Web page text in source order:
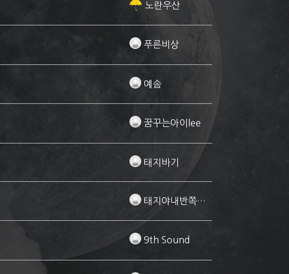
노란우산
푸른비상
예솜
꿈꾸는아이lee
태지바기
태지야내반쪽은너야
9th Sound